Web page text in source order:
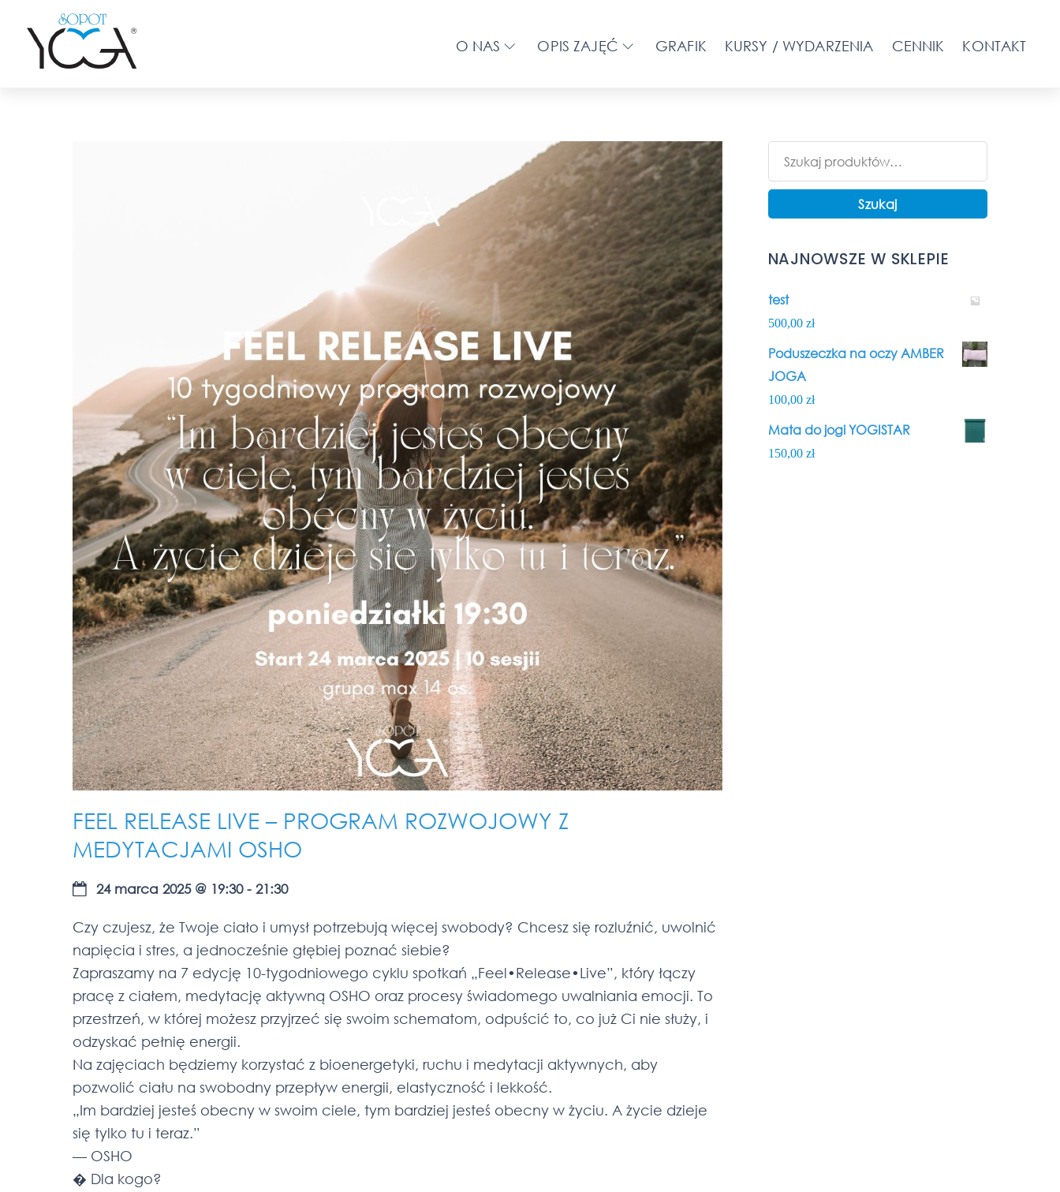
O NAS OPIS ZAJĘĆ GRAFIK KURSY / WYDARZENIA CENNIK KONTAKT
FEEL RELEASE LIVE – PROGRAM ROZWOJOWY Z
MEDYTACJAMI OSHO
24 marca 2025 @ 19:30 -21:30
Czy czujesz, że Twoje ciało i umysł potrzebują więcej swobody? Chcesz się rozluźnić, uwolnić
napięcia i stres, a jednocześnie głębiej poznać siebie?
Zapraszamy na 7 edycję 10-tygodniowego cyklu spotkań „Feel•Release•Live”, który łączy
pracę z ciałem, medytację aktywną OSHO oraz procesy świadomego uwalniania emocji. To
przestrzeń, w której możesz przyjrzeć się swoim schematom, odpuścić to, co już Ci nie służy, i
odzyskać pełnię energii.
Na zajęciach będziemy korzystać z bioenergetyki, ruchu i medytacji aktywnych, aby
pozwolić ciału na swobodny przepływ energii, elastyczność i lekkość.
„Im bardziej jesteś obecny w swoim ciele, tym bardziej jesteś obecny w życiu. A życie dzieje
się tylko tu i teraz.”
— OSHO
� Dla kogo?
Szukaj
NAJNOWSZE W SKLEPIE
test
500,00 zł
Poduszeczka na oczy AMBER
JOGA
100,00 zł
Mata do jogi YOGISTAR
150,00 zł